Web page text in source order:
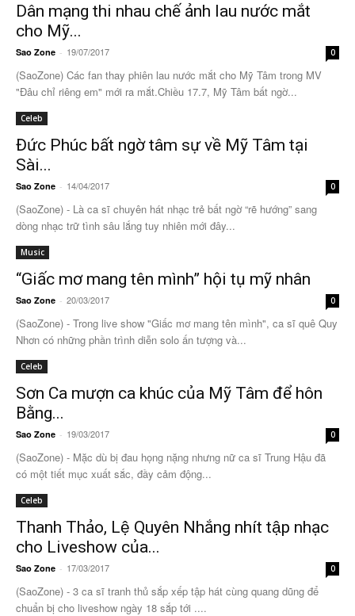
Dân mạng thi nhau chế ảnh lau nước mắt
cho Mỹ...
Sao Zone - 19/07/2017 0
(SaoZone) Các fan thay phiên lau nước mắt cho Mỹ Tâm trong MV
"Đâu chỉ riêng em" mới ra mắt.Chiều 17.7, Mỹ Tâm bất ngờ...
Celeb
Đức Phúc bất ngờ tâm sự về Mỹ Tâm tại
Sài...
Sao Zone - 14/04/2017 0
(SaoZone) - Là ca sĩ chuyên hát nhạc trẻ bất ngờ “rẽ hướng” sang
dòng nhạc trữ tình sâu lắng tuy nhiên mới đây...
Music
“Giấc mơ mang tên mình” hội tụ mỹ nhân
Sao Zone - 20/03/2017 0
(SaoZone) - Trong live show "Giấc mơ mang tên mình", ca sĩ quê Quy
Nhơn có những phần trình diễn solo ấn tượng và...
Celeb
Sơn Ca mượn ca khúc của Mỹ Tâm để hôn
Bằng...
Sao Zone - 19/03/2017 0
(SaoZone) - Mặc dù bị đau họng nặng nhưng nữ ca sĩ Trung Hậu đã
có một tiết mục xuất sắc, đầy cảm động...
Celeb
Thanh Thảo, Lệ Quyên Nhắng nhít tập nhạc
cho Liveshow của...
Sao Zone - 17/03/2017 0
(SaoZone) - 3 ca sĩ tranh thủ sắp xếp tập hát cùng quang dũng để
chuẩn bị cho liveshow ngày 18 sắp tới ....